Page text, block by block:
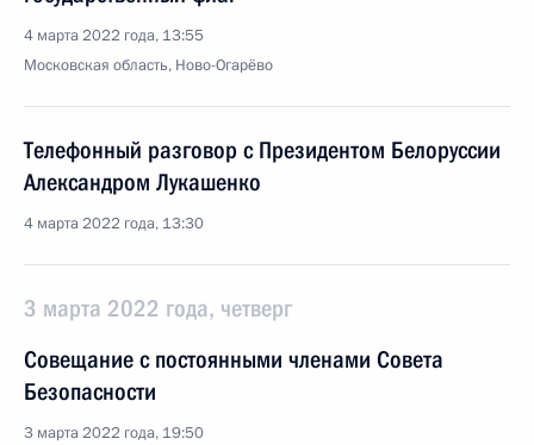
4 марта 2022 года, 13:55
Московская область, Ново-Огарёво
Телефонный разговор с Президентом Белоруссии
Александром Лукашенко
4 марта 2022 года, 13:30
3 марта 2022 года, четверг
Совещание с постоянными членами Совета
Безопасности
3 марта 2022 года, 19:50